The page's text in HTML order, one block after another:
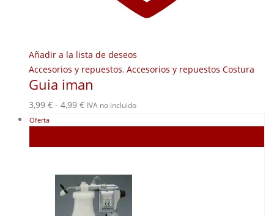
Añadir a la lista de deseos
Accesorios y repuestos, Accesorios y repuestos Costura
Guia iman
3,99 € - 4,99 €Rango
desde
hasta
4,99 €
IVA no incluido
Oferta